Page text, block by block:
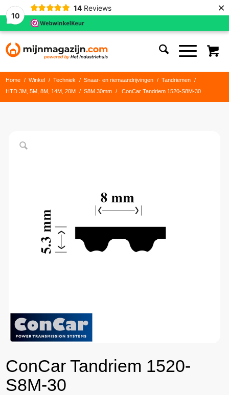
10
14 Reviews ×
Home / Winkel / Techniek / Snaar- en riemaandrijvingen / Tandriemen
/
HTD 3M, 5M, 8M, 14M, 20M
/ S8M 30mm / ConCar Tandriem 1520-S8M-30
ConCar Tandriem 1520-
S8M-30